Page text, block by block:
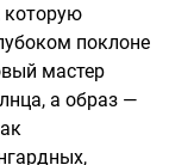
которую
поклоне
мастер
а образ —